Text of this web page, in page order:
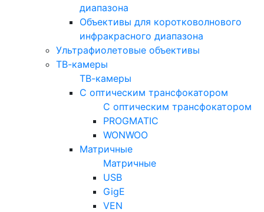
диапазона
Объективы для коротковолнового
инфракрасного диапазона
Ультрафиолетовые объективы
ТВ-камеры
ТВ-камеры
С оптическим трансфокатором
С оптическим трансфокатором
PROGMATIC
WONWOO
Матричные
Матричные
USB
GigE
VEN